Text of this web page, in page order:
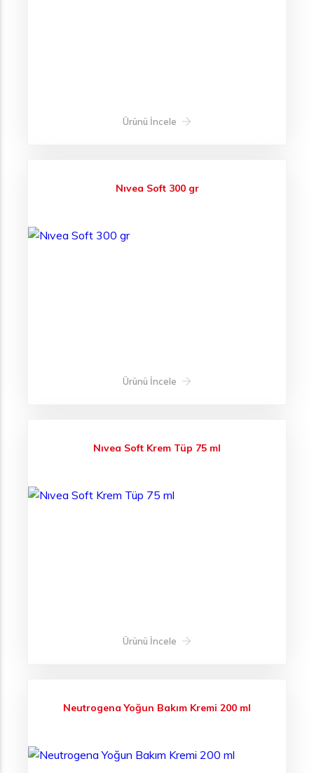
Ürünü İncele
Nıvea Soft 300 gr
Ürünü İncele
Nıvea Soft Krem Tüp 75 ml
Ürünü İncele
Neutrogena Yoğun Bakım Kremi 200 ml